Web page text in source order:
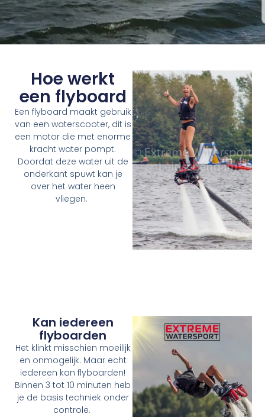
Hoe werkt
een flyboard
Een flyboard maakt gebruik
van een waterscooter, dit is
een motor die met enorme
kracht water pompt.
Doordat deze water uit de
onderkant spuwt kan je
over het water heen
vliegen.
Kan iedereen
flyboarden
Het klinkt misschien moeilijk
en onmogelijk. Maar echt
iedereen kan flyboarden!
Binnen 3 tot 10 minuten heb
je de basis techniek onder
controle.